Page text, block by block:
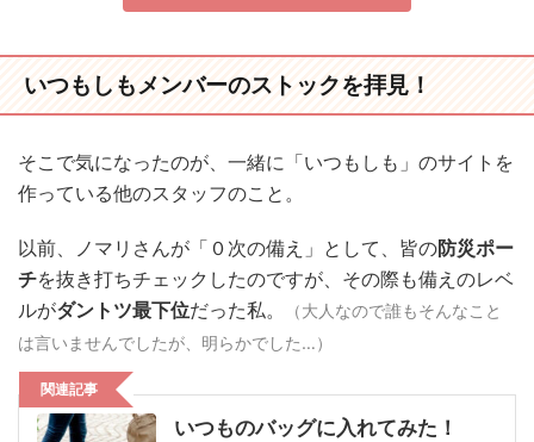
いつもしもメンバーのストックを拝見！
そこで気になったのが、一緒に「いつもしも」のサイトを
作っている他のスタッフのこと。
以前、ノマリさんが「０次の備え」として、皆の防災ポー
チを抜き打ちチェックしたのですが、その際も備えのレベ
ルがダントツ最下位だった私。
（大人なので誰もそんなこと
は言いませんでしたが、明らかでした…）
関連記事
いつものバッグに入れてみた！